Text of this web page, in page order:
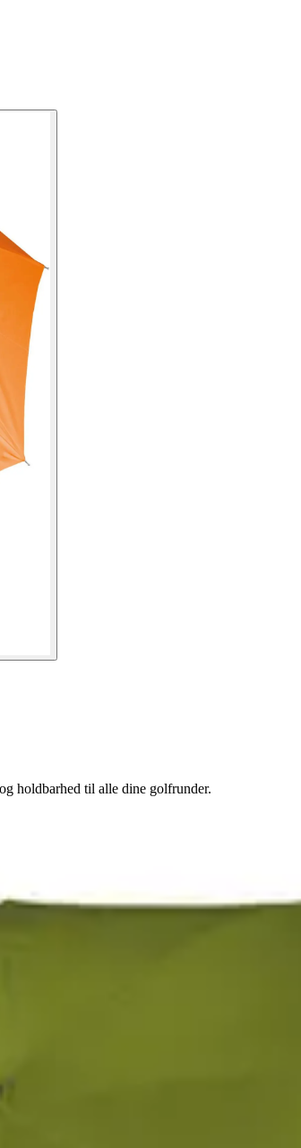
holdbarhed til alle dine golfrunder.